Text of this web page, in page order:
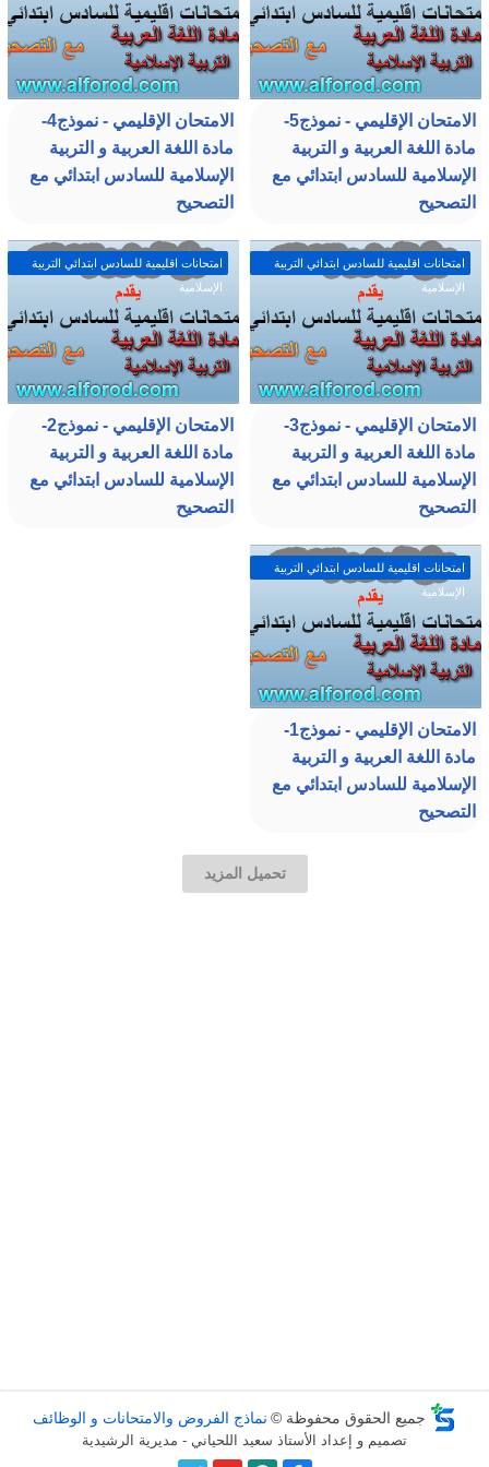
الامتحان الإقليمي - نموذج5-
مادة اللغة العربية و التربية
الإسلامية للسادس ابتدائي مع
التصحيح
الامتحان الإقليمي - نموذج4-
مادة اللغة العربية و التربية
الإسلامية للسادس ابتدائي مع
التصحيح
امتحانات اقليمية للسادس ابتدائي التربية
الإسلامية
الامتحان الإقليمي - نموذج3-
مادة اللغة العربية و التربية
الإسلامية للسادس ابتدائي مع
التصحيح
امتحانات اقليمية للسادس ابتدائي التربية
الإسلامية
الامتحان الإقليمي - نموذج2-
مادة اللغة العربية و التربية
الإسلامية للسادس ابتدائي مع
التصحيح
امتحانات اقليمية للسادس ابتدائي التربية
الإسلامية
الامتحان الإقليمي - نموذج1-
مادة اللغة العربية و التربية
الإسلامية للسادس ابتدائي مع
التصحيح
تحميل المزيد
جميع الحقوق محفوظة © نماذج الفروض والامتحانات و الوظائف
تصميم و إعداد الأستاذ سعيد اللحياني - مديرية الرشيدية